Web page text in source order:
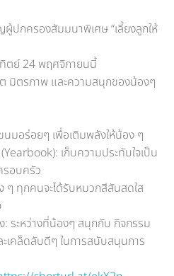
กครองสัมมนาพิเศษ “เลี้ยงลูกให้
ตย์ 24 พฤศจิกายนนี้
มิตรภาพ และความสนุกของน้องๆ
มอร่อยๆ เพื่อเติมพลังให้น้อง ๆ
เก็บความประทับใจเป็น
รอบครัว
ๆ ทุกคนจะได้รับหมวกสีสันสดใส
ระหว่างที่น้องๆ สนุกกับ กิจกรรม
เคล็ดลับดีๆ ในการสนับสนุนการ